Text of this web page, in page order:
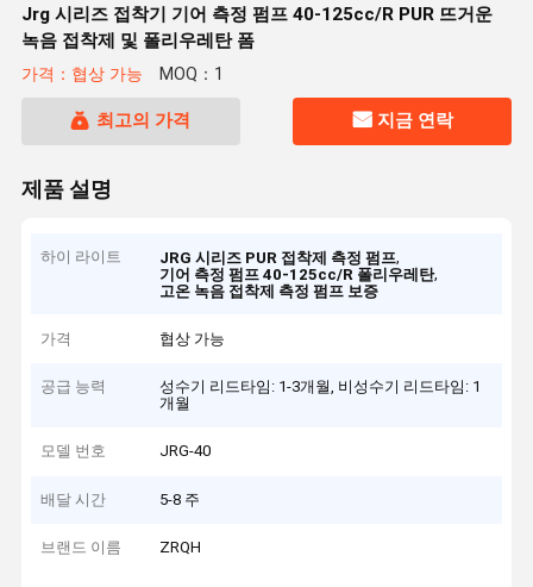
Jrg 시리즈 접착기 기어 측정 펌프 40-125cc/R PUR 뜨거운
녹음 접착제 및 폴리우레탄 폼
가격：협상 가능 MOQ：1
최고의 가격 지금 연락
제품 설명
하이 라이트 JRG 시리즈 PUR 접착제 측정 펌프,
기어 측정 펌프 40-125cc/R 폴리우레탄,
고온 녹음 접착제 측정 펌프 보증
가격 협상 가능
공급 능력
성수기 리드타임: 1-3개월, 비성수기 리드타임: 1
개월
모델 번호 JRG-40
배달 시간 5-8 주
브랜드 이름 ZRQH